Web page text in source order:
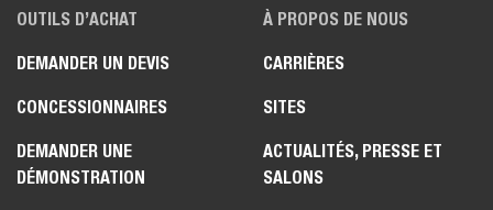
OUTILS D’ACHAT
DEMANDER UN DEVIS
CONCESSIONNAIRES
DEMANDER UNE
DÉMONSTRATION
À PROPOS DE NOUS
CARRIÈRES
SITES
ACTUALITÉS, PRESSE ET
SALONS